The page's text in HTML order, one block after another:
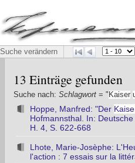
Suche verändern
13 Einträge gefunden
Suche nach: Schlagwort = " Kaiser
Hoppe, Manfred: "Der
Hofmannsthal. In:
H. 4, S. 622-668
Lhote, Marie-Josèphe:
l'action : 7 essais sur la